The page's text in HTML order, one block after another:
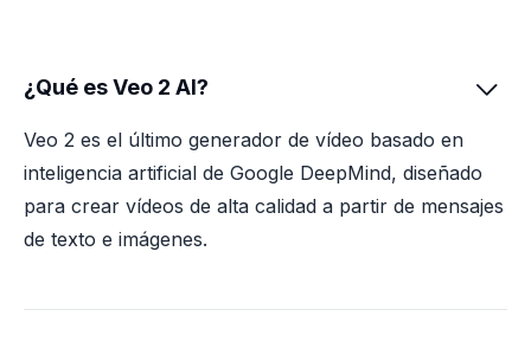
¿Qué es Veo 2 AI? 
Veo 2 es el último generador de vídeo basado en
inteligencia artificial de Google DeepMind, diseñado
para crear vídeos de alta calidad a partir de mensajes
de texto e imágenes.